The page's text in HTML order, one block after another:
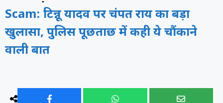
Scam: टिन्नू यादव पर चंपत राय का बड़ा
खुलासा, पुलिस पूछताछ में कही ये चौंकाने
वाली बात